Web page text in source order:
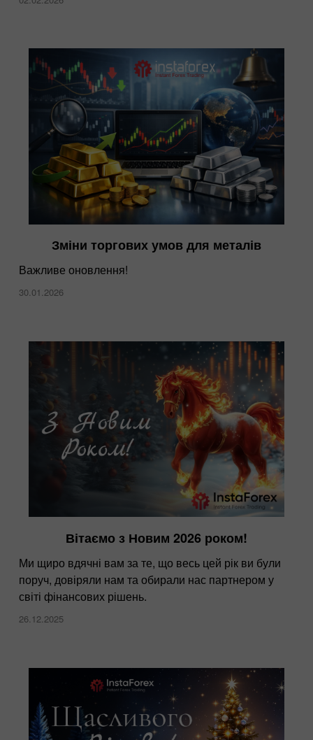
Зміни торгових умов для металів
Важливе оновлення!
30.01.2026
Вітаємо з Новим 2026 роком!
Ми щиро вдячні вам за те, що весь цей рік ви були
поруч, довіряли нам та обирали нас партнером у
світі фінансових рішень.
26.12.2025